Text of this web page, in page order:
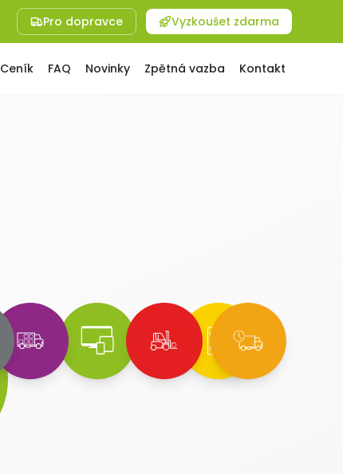
Pro dopravce Vyzkoušet zdarma
Ceník FAQ Novinky Zpětná vazba Kontakt